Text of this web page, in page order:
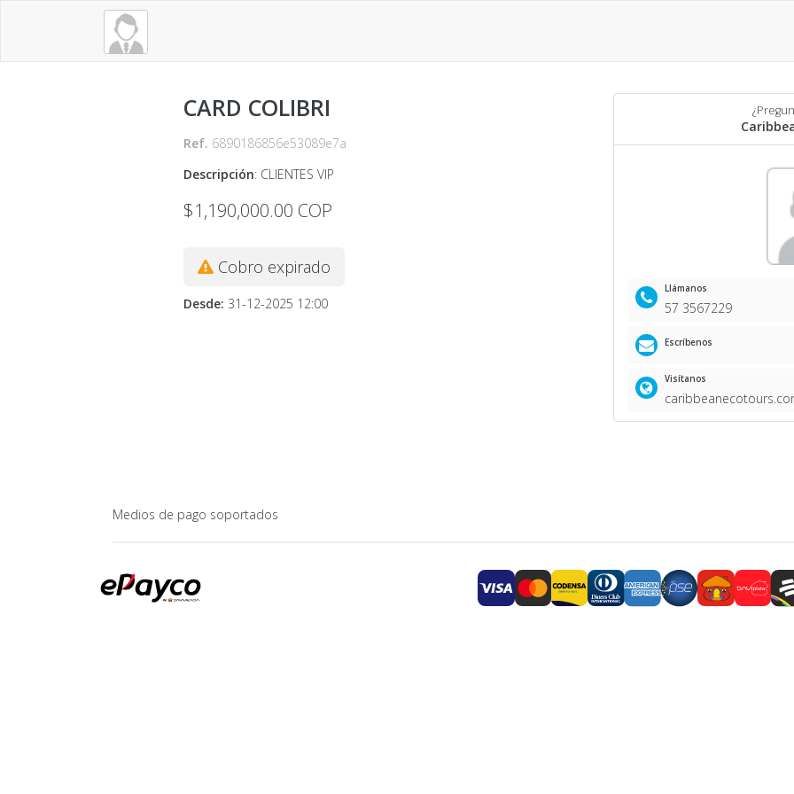
CARD COLIBRI
Ref. 6890186856e53089e7a
Descripción: CLIENTES VIP
$1,190,000.00 COP
Cobro expirado
Desde: 31-12-2025 12:00
Llámanos
57 3567229
Escríbenos
Visítanos
Medios de pago soportados